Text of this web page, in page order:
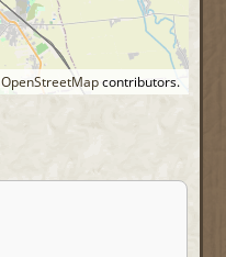
OpenStreetMapcontributors.